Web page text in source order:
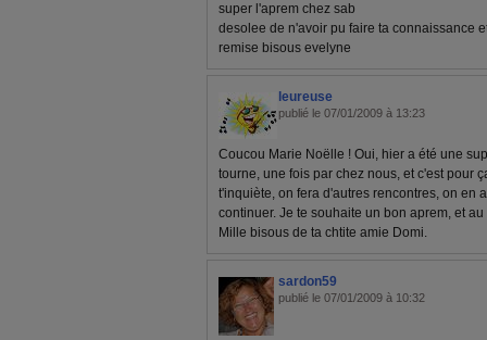
super l'aprem chez sab
desolee de n'avoir pu faire ta connaissance
remise bisous evelyne
leureuse
publié le 07/01/2009 à 13:23
Coucou Marie Noëlle ! Oui, hier a été une
tourne, une fois par chez nous, et c'est pour
t'inquiète, on fera d'autres rencontres, on en
continuer. Je te souhaite un bon aprem, et
Mille bisous de ta chtite amie Domi.
sardon59
publié le 07/01/2009 à 10:32